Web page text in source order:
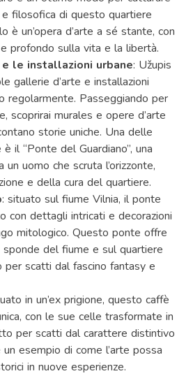
e filosofica di questo quartiere
è un’opera d’arte a sé stante, con
profondo sulla vita e la libertà.
le installazioni urbane: Užupis
gallerie d’arte e installazioni
regolarmente. Passeggiando per
scoprirai murales e opere d’arte
storie uniche. Una delle
il “Ponte del Guardiano”, una
un uomo che scruta l’orizzonte,
e della cura del quartiere.
: situato sul fiume Vilnia, il ponte
con dettagli intricati e decorazioni
mitologico. Questo ponte offre
sponde del fiume e sul quartiere
scatti dal fascino fantasy e
in un’ex prigione, questo caffè
con le sue celle trasformate in
per scatti dal carattere distintivo
esempio di come l’arte possa
in nuove esperienze.